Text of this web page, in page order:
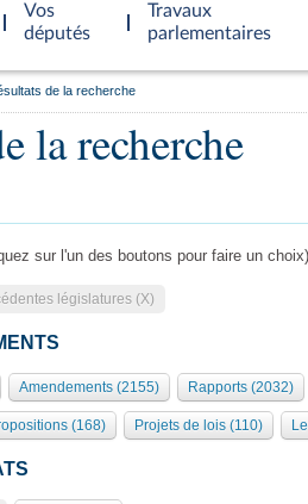
Vos
députés
Travaux
parlementaires
organes
des Présidents Bureau Collège des
Bourbon
de la recherche
la recherche
sur l'un des boutons pour faire un choix)
législatures (X)
Amendements (2155) Rapports (2032)
(168) Projets de lois (110)